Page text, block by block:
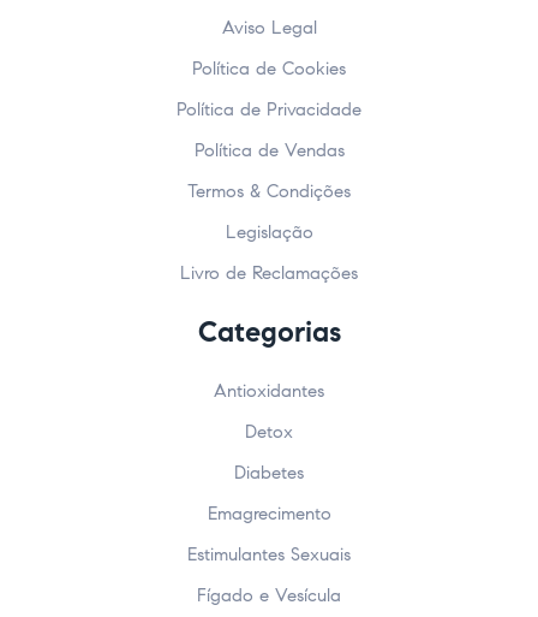
Aviso Legal
Política de Cookies
Política de Privacidade
Política de Vendas
Termos & Condições
Legislação
Livro de Reclamações
Categorias
Antioxidantes
Detox
Diabetes
Emagrecimento
Estimulantes Sexuais
Fígado e Vesícula